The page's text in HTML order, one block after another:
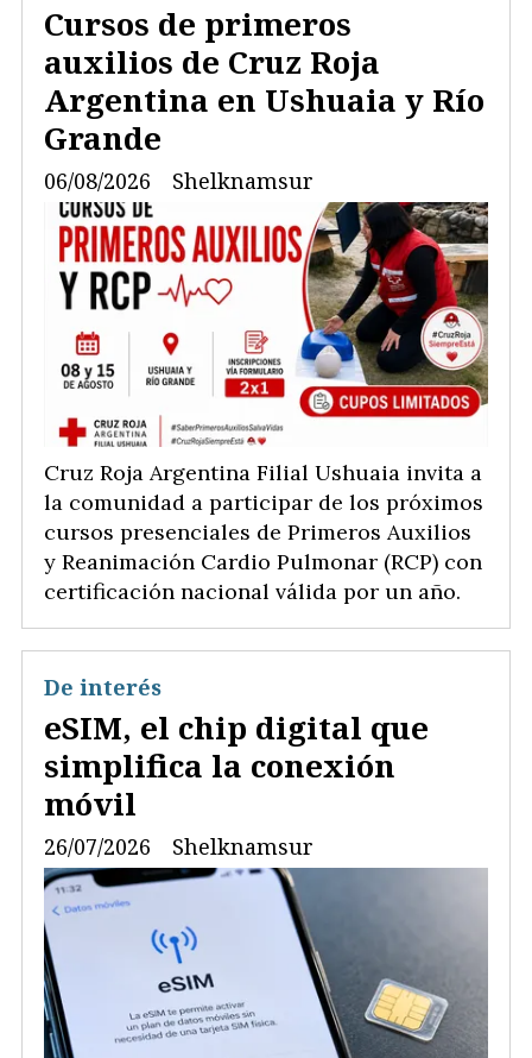
Cursos de primeros
auxilios de Cruz Roja
Argentina en Ushuaia y Río
Grande
Shelknamsur
06/08/2026
Cruz Roja Argentina Filial Ushuaia invita a
la comunidad a participar de los próximos
cursos presenciales de Primeros Auxilios
y Reanimación Cardio Pulmonar (RCP) con
certificación nacional válida por un año.
eSIM, el chip digital que
simplifica la conexión
móvil
Shelknamsur
De interés
26/07/2026